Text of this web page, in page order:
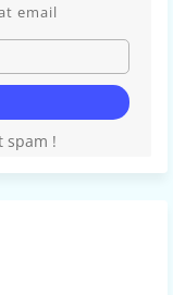
email
spam !